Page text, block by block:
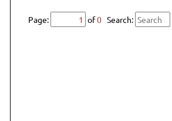
Page: of0 Search: